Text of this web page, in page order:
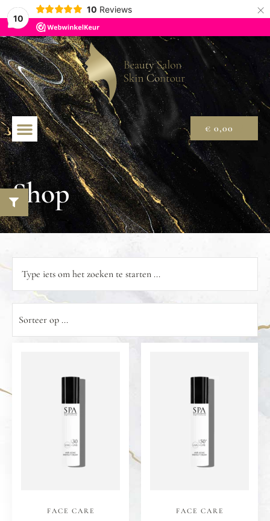
10
10 Reviews ×
€ 0,00
Shop
FACE CARE FACE CARE